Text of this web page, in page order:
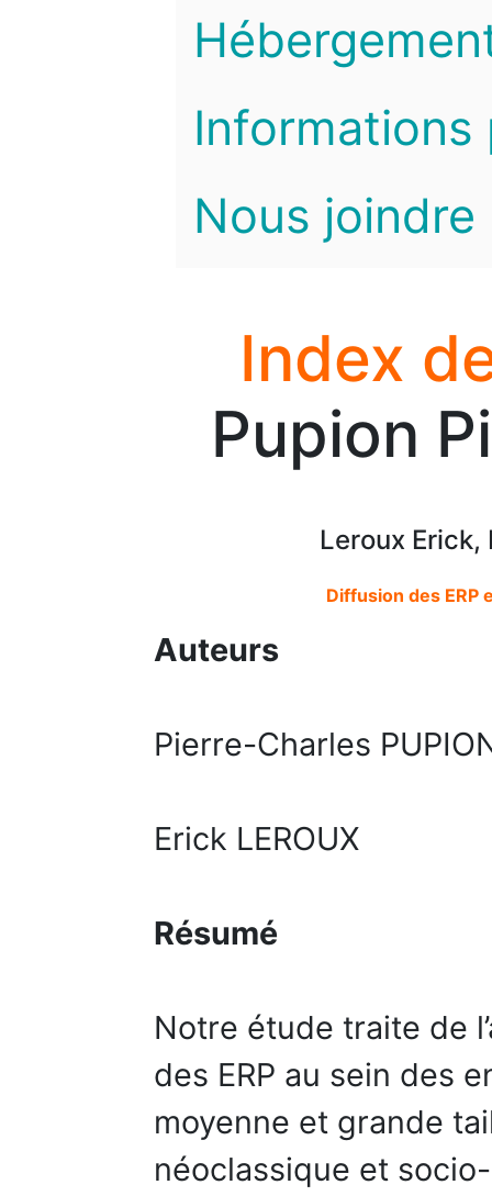
Informations
Nous joindre
Index
Pupion
Leroux
Diffusion des
Auteurs
Pierre-Charles
Erick LEROUX
Résumé
Notre étude traite de
des ERP au sein des
moyenne et grande
néoclassique et